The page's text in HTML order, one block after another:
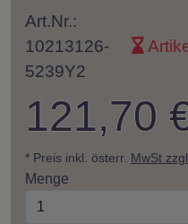
Art.Nr.:
10213126-
5239Y2
121,70
* Preis inkl. österr. MwSt
Menge